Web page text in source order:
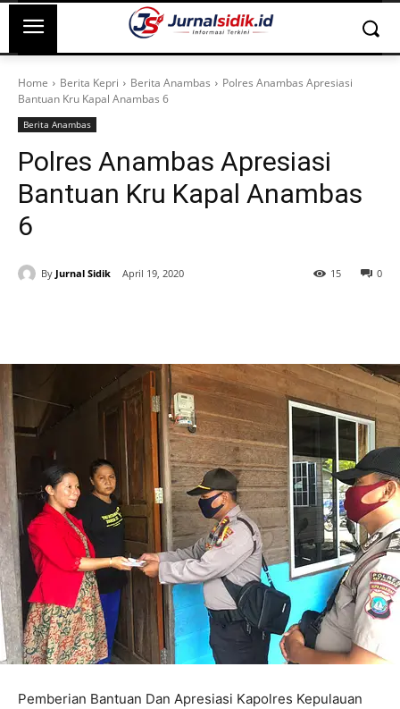
Home Berita Kepri Berita Anambas
Polres Anambas Apresiasi
Bantuan Kru Kapal Anambas 6
Berita Anambas
Polres Anambas Apresiasi
Bantuan Kru Kapal Anambas
6
By Jurnal Sidik April 19, 2020 0
15
Pemberian Bantuan Dan Apresiasi Kapolres Kepulauan